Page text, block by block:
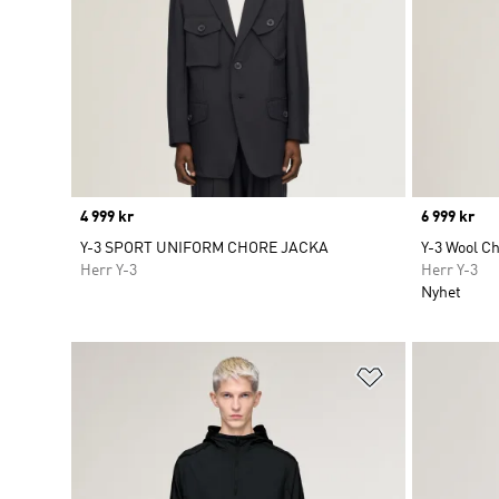
Price
4 999 kr
Y-3 SPORT UNIFORM CHORE JACKA
Herr Y-3
Price
6 999 kr
Y-3 Wool
Herr Y-3
Nyhet
Lägg till på